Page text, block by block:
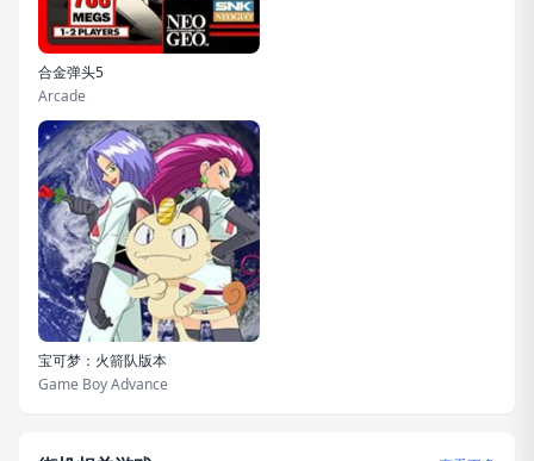
合金弹头5
Arcade
宝可梦：火箭队版本
Game Boy Advance